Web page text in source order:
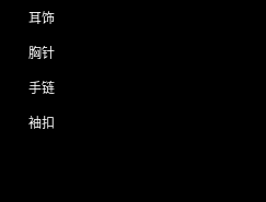
耳饰
胸针
手链
袖扣